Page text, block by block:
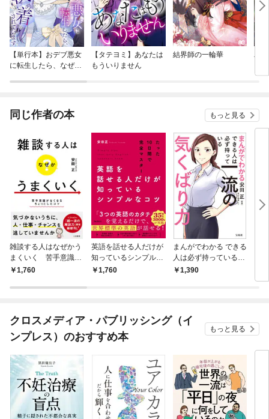
【単行本】おデブ悪女
に転生したら、なぜか
【タテヨミ】あなたは
もういりません
結界師の一輪華
バ
今
同じ作者の本 もっと見る
雑談する人はなぜかう
まくいく 苦手意識が
なくなるちょっとした
1,760
英語を話せる人だけが
知っているシンプルな
コツ1,760
まんがでわかる できる
人は必ず持っている一
流の気くばり力
1,390
クロスメディア・パブリッシング（イ
ンプレス）のおすすめ本
もっと見る